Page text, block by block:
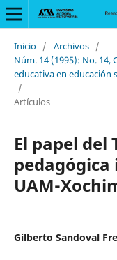
Inicio / Archivos /
Núm. 14 (1995): No.
educativa en educación
/
Artículos
El papel del
UAM-
Gilberto Sandoval